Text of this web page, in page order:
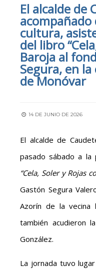
El alcalde de
acompañado
cultura,
del libro
Baroja al
Segura, en
de Monóvar
14 DE JUNIO DE 2026
El alcalde de
pasado sábado a la
“Cela, Soler y Rojas
Gastón Segura
Azorín de la vecina
también acudieron
González.
La jornada tuvo